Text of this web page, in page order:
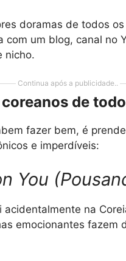
doramas de todos
um blog, canal no
nicho.
Continua após a publicidade..
de
fazer bem, é
e imperdíveis:
You
na
emocionantes fazem